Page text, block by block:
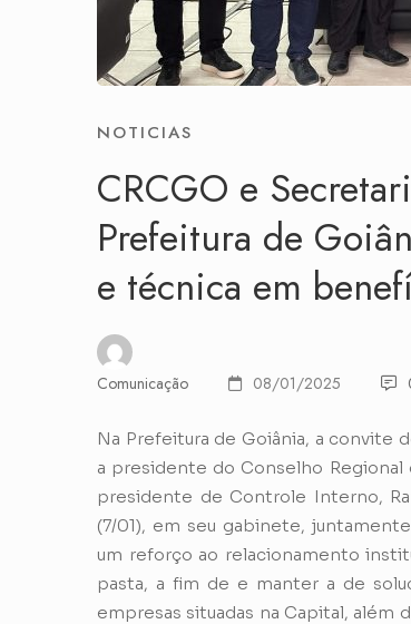
NOTICIAS
CRCGO e
Prefeitura de
e técnica em
Comunicação 08/01/2025
Na Prefeitura de Goiânia, a convite
a presidente do Conselho Regional
presidente de Controle Interno,
(7/01), em seu gabinete,
um reforço ao relacionamento
pasta, a fim de e manter a de
empresas situadas na Capital,